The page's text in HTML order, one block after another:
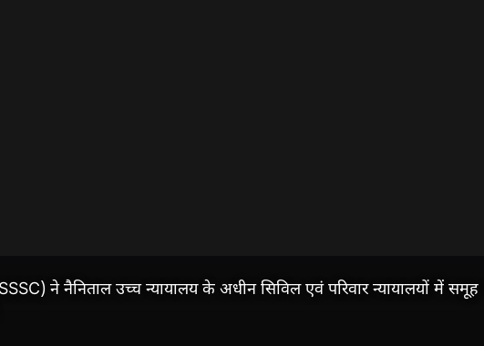
ने नैनिताल उच्च न्यायालय के अधीन सिविल एवं परिवार न्यायालयों में